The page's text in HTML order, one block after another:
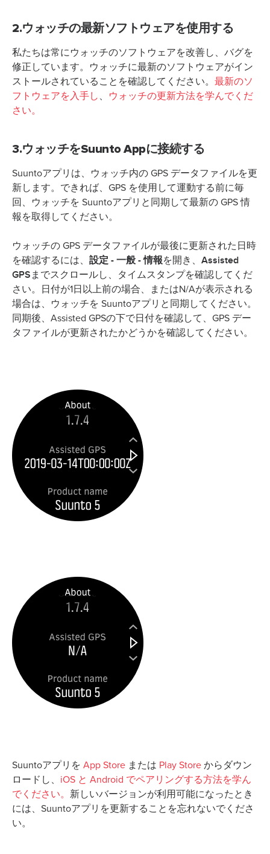
2.ウォッチの最新ソフトウェアを使用する
私たちは常にウォッチのソフトウェアを改善し、バグを
修正しています。ウォッチに最新のソフトウェアがイン
ストールされていることを確認してください。 最新のソ
フトウェアを入手し 、
ウォッチの更新方法を学んでくだ
さい。
3.ウォッチをSuunto Appに接続する
Suuntoアプリは、ウォッチ内の GPS データファイルを更
新します。できれば、GPS を使用して運動する前に毎
回、ウォッチを Suuntoアプリと同期して最新の GPS 情
報を取得してください。
ウォッチの GPS データファイルが最後に更新された日時
を確認するには、 設定 - 一般 - 情報を開き、 Assisted
GPS までスクロールし、タイムスタンプを確認してくだ
さい。日付が1日以上前の場合、またはN/Aが表示される
場合は、ウォッチを Suuntoアプリと同期してください。
同期後、Assisted GPSの下で日付を確認して、GPS デー
タファイルが更新されたかどうかを確認してください。
Suuntoアプリを App Store または Play Store からダウン
ロードし、 iOS と Android でペアリングする方法を学ん
でください。 新しいバージョンが利用可能になったとき
には、Suuntoアプリを更新することを忘れないでくださ
い。